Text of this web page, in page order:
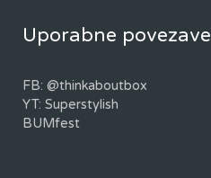
Uporabne povezave
FB: @thinkaboutbox
YT: Superstylish
BUMfest